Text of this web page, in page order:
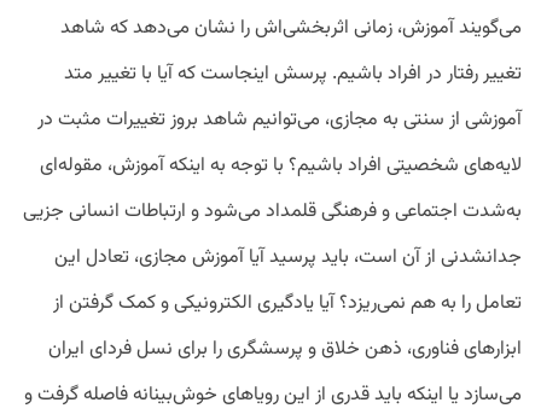
می‌گویند آموزش، زمانی اثربخشی‌اش را نشان می‌دهد که شاهد
تغییر رفتار در افراد باشیم. پرسش اینجاست که آیا با تغییر متد
آموزشی از سنتی به مجازی، می‌توانیم شاهد بروز تغییرات مثبت در
لایه‌های شخصیتی افراد باشیم؟ با توجه به اینکه آموزش، مقوله‌ای
به‌شدت اجتماعی و فرهنگی قلمداد می‌شود و ارتباطات انسانی جزیی
جدانشدنی از آن است، باید پرسید آیا آموزش مجازی، تعادل این
تعامل را به هم نمی‌ریزد؟ آیا یادگیری الکترونیکی و کمک گرفتن از
ابزارهای فناوری، ذهن خلاق و پرسشگری را برای نسل فردای ایران
می‌سازد یا اینکه باید قدری از این رویاهای خوش‌بینانه فاصله گرفت و